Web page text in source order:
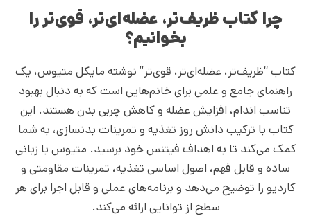
چرا کتاب ظریف‌تر، عضله‌ای‌تر، قوی‌تر را
بخوانیم؟
کتاب “ظریف‌تر، عضله‌ای‌تر، قوی‌تر” نوشته مایکل متیوس، یک
راهنمای جامع و علمی برای خانم‌هایی است که به دنبال بهبود
تناسب اندام، افزایش عضله و کاهش چربی بدن هستند. این
کتاب با ترکیب دانش روز تغذیه و تمرینات بدنسازی، به شما
کمک می‌کند تا به اهداف فیتنس خود برسید. متیوس با زبانی
ساده و قابل فهم، اصول اساسی تغذیه، تمرینات مقاومتی و
کاردیو را توضیح می‌دهد و برنامه‌های عملی و قابل اجرا برای هر
سطح از توانایی ارائه می‌کند.